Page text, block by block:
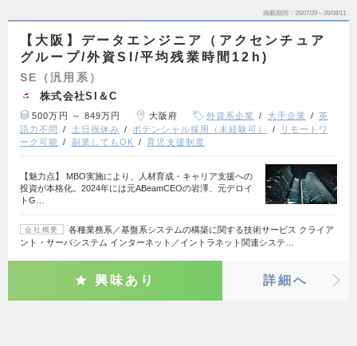
掲載期間 26/07/29～26/08/11
【大阪】データエンジニア（アクセンチュア
グループ/外資SI/平均残業時間12h)
SE（汎用系）
株式会社SI＆C
500万円 ～ 849万円 大阪府 外資系企業 大手企業
英
語力不問
土日祝休み ポテンシャル採用（未経験可）
リモートワ
ーク可能
副業してもOK 育児支援制度
【魅力点】 MBO実施により、人材育成・キャリア支援への
投資が本格化。2024年には元ABeamCEOの岩澤、元デロイ
トG…
会社概要
各種業務系／基盤系システムの構築に関する技術サービス クライア
ント・サーバシステム インターネット／イントラネット関連システ…
興味あり 詳細へ